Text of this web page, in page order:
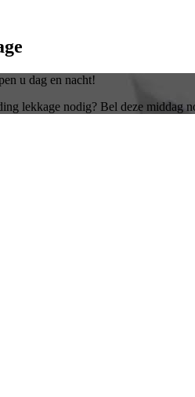
u dag en nacht!
lekkage nodig? Bel deze middag